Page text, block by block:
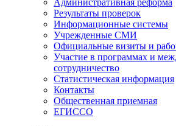
Результаты проверок
Информационные системы
Учрежденные СМИ
Официальные визиты и
Участие в программах и
сотрудничество
Статистическая информация
Контакты
Общественная приемная
ЕГИССО